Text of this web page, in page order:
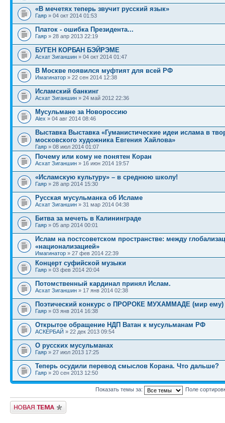
«В мечетях теперь звучит русский язык»
Гаяр » 04 окт 2014 01:53
Платок - ошибка Президента...
Гаяр » 28 апр 2013 22:19
БУГЕН КОРБАН БЭЙРЭМЕ
Асхат Зиганшин » 04 окт 2014 01:47
В Москве появился муфтият для всей РФ
Имагинатор » 22 сен 2014 12:38
Исламский банкинг
Асхат Зиганшин » 24 май 2012 22:36
Мусульмане за Новороссию
Alex » 04 авг 2014 08:46
Выставка Выставка «Гуманистические идеи ислама в
московского художника Евгения Хайлова»
Гаяр » 08 июл 2014 01:07
Почему или кому не понятен Коран
Асхат Зиганшин » 16 июн 2014 19:57
«Исламскую культуру» – в среднюю школу!
Гаяр » 28 апр 2014 15:30
Русская мусульманка об Исламе
Асхат Зиганшин » 31 мар 2014 04:38
Битва за мечеть в Калининграде
Гаяр » 05 апр 2014 00:01
Ислам на постсоветском пространстве: между
«национализацией»
Имагинатор » 27 фев 2014 22:39
Концерт суфийской музыки
Гаяр » 03 фев 2014 20:04
Потомственный кардинал принял Ислам.
Асхат Зиганшин » 17 янв 2014 02:38
Поэтический конкурс о ПРОРОКЕ МУХАММАДЕ (мир ему)
Гаяр » 03 янв 2014 16:38
Открытое обращение НДП Ватан к мусульманам РФ
АСКЕРБАЙ » 22 дек 2013 09:54
О русских мусульманах
Гаяр » 27 июл 2013 17:25
Теперь осудили перевод смыслов Корана. Что дальше?
Гаяр » 20 сен 2013 12:50
Показать темы за: Поле
Новая тема